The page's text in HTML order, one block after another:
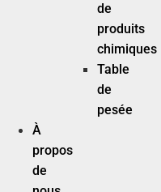
de
produits
chimiques
Table
de
pesée
À
propos
de